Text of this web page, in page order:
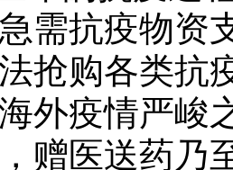
需抗疫物资
抢购各类抗
外疫情严峻
赠医送药乃